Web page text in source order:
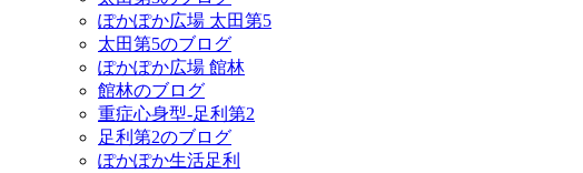
ぽかぽか広場 太田第5
太田第5のブログ
ぽかぽか広場 館林
館林のブログ
重症心身型-足利第2
足利第2のブログ
ぽかぽか生活足利